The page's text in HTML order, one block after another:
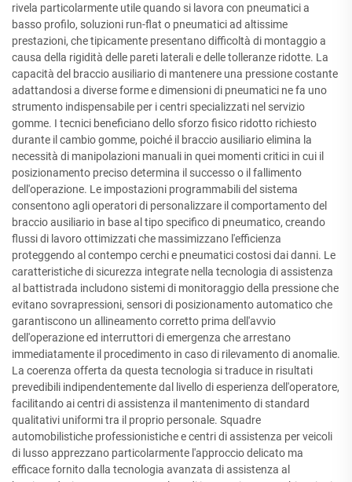
rivela particolarmente utile quando si lavora con pneumatici a
basso profilo, soluzioni run-flat o pneumatici ad altissime
prestazioni, che tipicamente presentano difficoltà di montaggio a
causa della rigidità delle pareti laterali e delle tolleranze ridotte. La
capacità del braccio ausiliario di mantenere una pressione costante
adattandosi a diverse forme e dimensioni di pneumatici ne fa uno
strumento indispensabile per i centri specializzati nel servizio
gomme. I tecnici beneficiano dello sforzo fisico ridotto richiesto
durante il cambio gomme, poiché il braccio ausiliario elimina la
necessità di manipolazioni manuali in quei momenti critici in cui il
posizionamento preciso determina il successo o il fallimento
dell'operazione. Le impostazioni programmabili del sistema
consentono agli operatori di personalizzare il comportamento del
braccio ausiliario in base al tipo specifico di pneumatico, creando
flussi di lavoro ottimizzati che massimizzano l'efficienza
proteggendo al contempo cerchi e pneumatici costosi dai danni. Le
caratteristiche di sicurezza integrate nella tecnologia di assistenza
al battistrada includono sistemi di monitoraggio della pressione che
evitano sovrapressioni, sensori di posizionamento automatico che
garantiscono un allineamento corretto prima dell'avvio
dell'operazione ed interruttori di emergenza che arrestano
immediatamente il procedimento in caso di rilevamento di anomalie.
La coerenza offerta da questa tecnologia si traduce in risultati
prevedibili indipendentemente dal livello di esperienza dell'operatore,
facilitando ai centri di assistenza il mantenimento di standard
qualitativi uniformi tra il proprio personale. Squadre
automobilistiche professionistiche e centri di assistenza per veicoli
di lusso apprezzano particolarmente l'approccio delicato ma
efficace fornito dalla tecnologia avanzata di assistenza al